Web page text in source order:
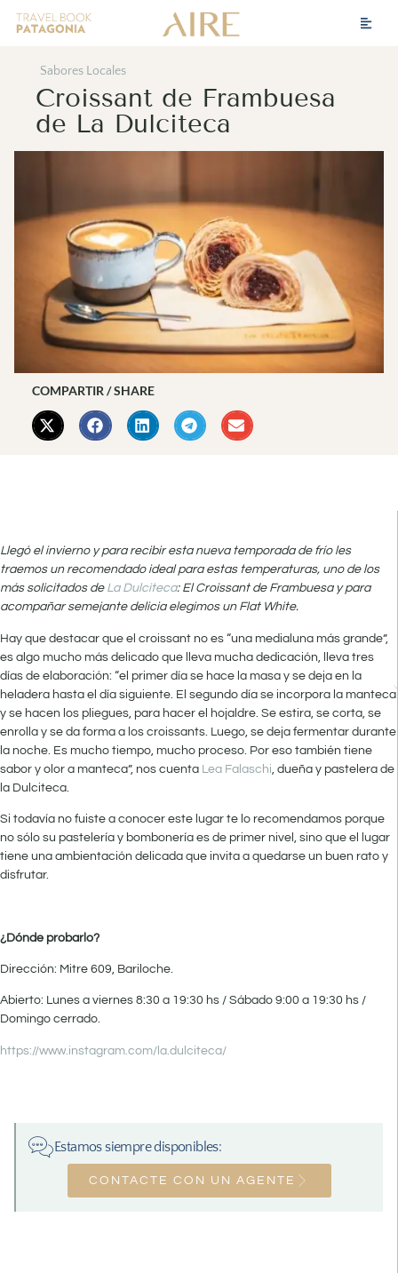
Sabores Locales
Croissant de Frambuesa
de La Dulciteca
COMPARTIR / SHARE
Llegó el invierno y para recibir esta nueva temporada de frío les
traemos un recomendado ideal para estas temperaturas, uno de los
más solicitados de La Dulciteca: El Croissant de Frambuesa y para
acompañar semejante delicia elegimos un Flat White.
Hay que destacar que el croissant no es “una medialuna más grande”,
es algo mucho más delicado que lleva mucha dedicación, lleva tres
días de elaboración: “el primer día se hace la masa y se deja en la
heladera hasta el día siguiente. El segundo día se incorpora la manteca
y se hacen los pliegues, para hacer el hojaldre. Se estira, se corta, se
enrolla y se da forma a los croissants. Luego, se deja fermentar durante
la noche. Es mucho tiempo, mucho proceso. Por eso también tiene
sabor y olor a manteca”, nos cuenta Lea Falaschi , dueña y pastelera de
la Dulciteca.
Si todavía no fuiste a conocer este lugar te lo recomendamos porque
no sólo su pastelería y bombonería es de primer nivel, sino que el lugar
tiene una ambientación delicada que invita a quedarse un buen rato y
disfrutar.
¿Dónde probarlo?
Dirección: Mitre 609, Bariloche.
Abierto: Lunes a viernes 8:30 a 19:30 hs / Sábado 9:00 a 19:30 hs /
Domingo cerrado.
https://www.instagram.com/la.dulciteca/
Estamos siempre disponibles:
CONTACTE CON UN AGENTE